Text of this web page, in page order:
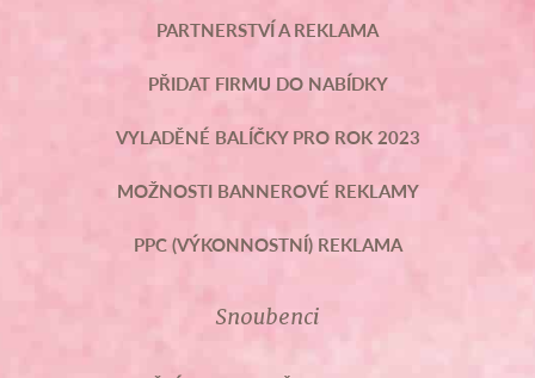
PARTNERSTVÍ A REKLAMA
PŘIDAT FIRMU DO NABÍDKY
VYLADĚNÉ BALÍČKY PRO ROK 2023
MOŽNOSTI BANNEROVÉ REKLAMY
PPC (VÝKONNOSTNÍ) REKLAMA
Snoubenci